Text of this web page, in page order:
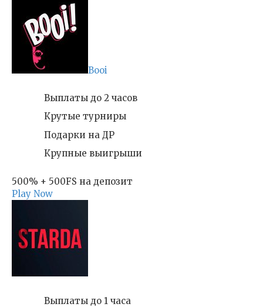
Booi
Выплаты до 2 часов
Крутые турниры
Подарки на ДР
Крупные выигрыши
500% + 500FS на депозит
Play Now
Выплаты до 1 часа